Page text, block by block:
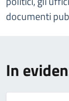
documenti
In